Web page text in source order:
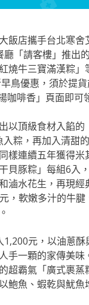
飯店攜手台北寒
「請客樓」推出
燒牛三寶滿漢粽
鳥優惠，須於提
咖啡香」頁面即可
以頂級食材入餡
粽，再加入清甜
樣連續五年獲得
貝豚粽」每組6入
滷水花生，再現
，軟嫩多汁的牛
元，以油蔥
手一顆的家傳美
超霸氣「廣式裹
鮑魚、蝦乾與魷